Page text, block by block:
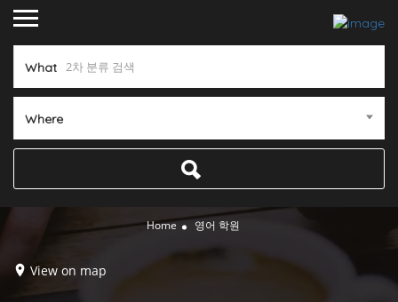
What
Where
Home 영어 학원
View on map